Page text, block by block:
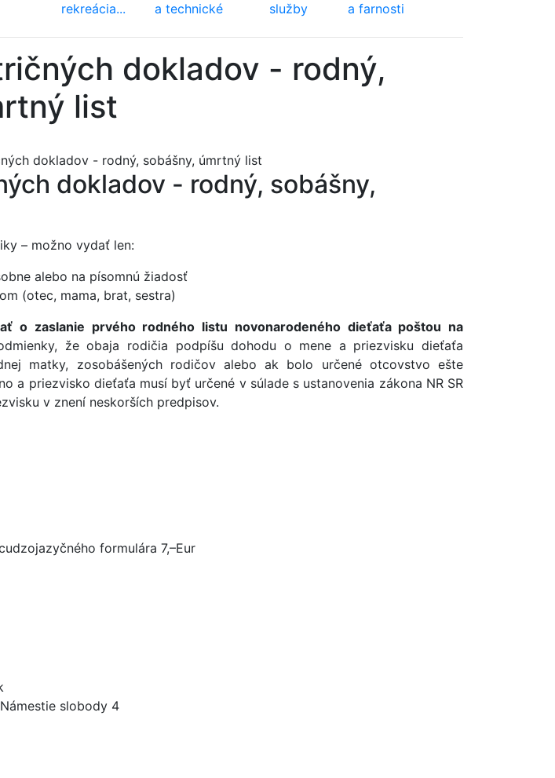
rekreácia...
a technické
služby
a farnosti
dokladov - rodný,
list
dokladov - rodný, sobášny, úmrtný list
dokladov - rodný, sobášny,
– možno vydať len:
alebo na písomnú žiadosť
(otec, mama, brat, sestra)
o zaslanie prvého rodného listu novonarodeného dieťaťa poštou na
že obaja rodičia podpíšu dohodu o mene a priezvisku dieťaťa
matky, zosobášených rodičov alebo ak bolo určené otcovstvo ešte
a priezvisko dieťaťa musí byť určené v súlade s ustanovenia zákona NR SR
v znení neskorších predpisov.
formulára 7,–Eur
slobody 4